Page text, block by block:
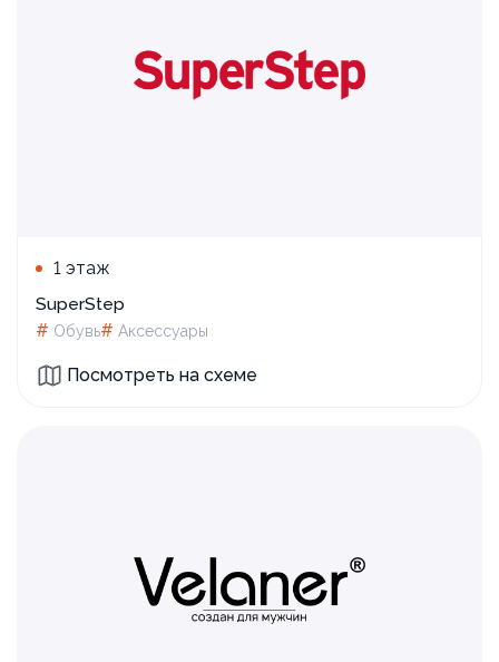
1 этаж
SuperStep
# Обувь# Аксессуары
Посмотреть на схеме